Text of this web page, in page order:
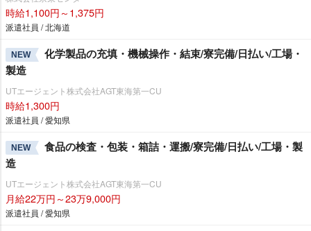
時給1,100円～1,375円
派遣社員 / 北海道
NEW
化学製品の充填・機械操作・結束/寮完備/日払い/工場・
製造
UTエージェント株式会社AGT東海第一CU
時給1,300円
派遣社員 / 愛知県
NEW
食品の検査・包装・箱詰・運搬/寮完備/日払い/工場・製
造
UTエージェント株式会社AGT東海第一CU
月給22万円～23万9,000円
派遣社員 / 愛知県